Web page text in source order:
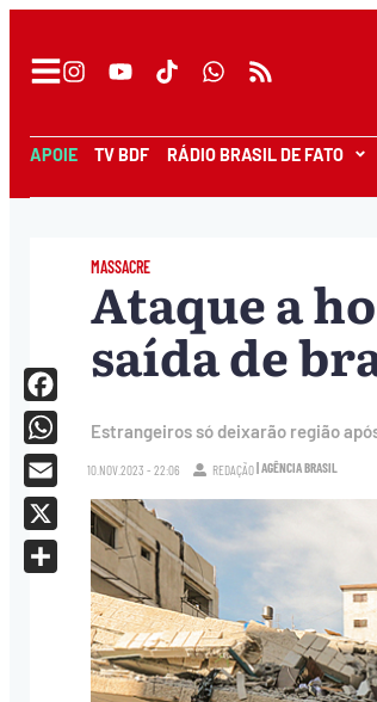
APOIE TV BDF RÁDIO BRASIL DE FATO
MASSACRE
Ataque a
saída de
Estrangeiros só deixarão região
10.NOV.2023 - 22:06 REDAÇÃO| AGÊNCIA BRASIL
Facebook
WhatsApp
Email
X